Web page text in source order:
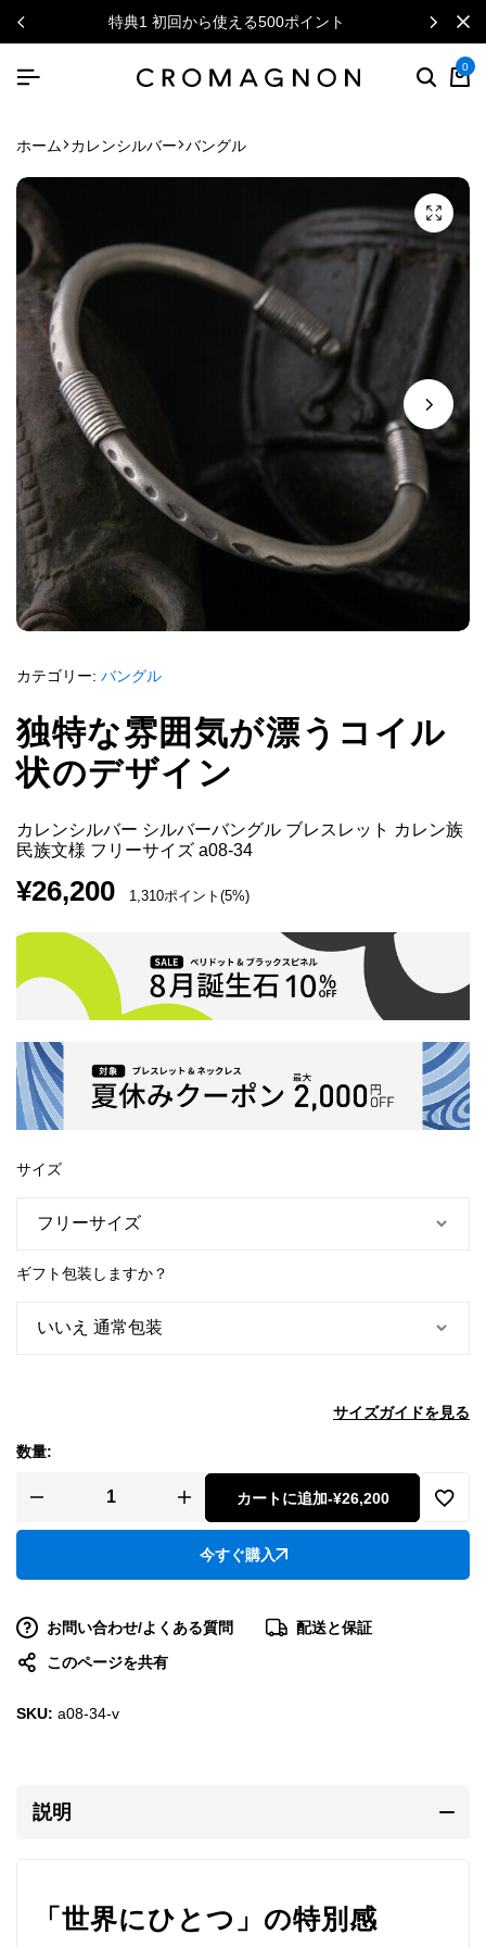
特典1 初回から使える500ポイント
0
ホーム カレンシルバー バングル
カテゴリー: バングル
独特な雰囲気が漂うコイル
状のデザイン
カレンシルバー シルバーバングル ブレスレット カレン族
民族文様 フリーサイズ a08-34
¥26,200 1,310ポイント(5%)
サイズ
ギフト包装しますか？
サイズガイドを見る
数量:
カートに追加-¥26,200
今すぐ購入
お問い合わせ/よくある質問
配送と保証
このページを共有
SKU: a08-34-v
説明
「世界にひとつ」の特別感